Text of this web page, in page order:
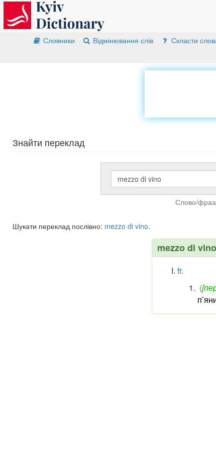
Словники Відмінювання слів Скласти
Знайти переклад
Слово/
Шукати переклад послівно: mezzo di vino.
mezzo di vino
fr.
(